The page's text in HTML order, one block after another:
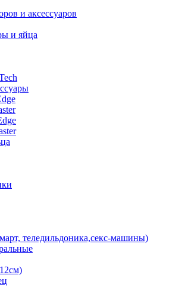
и аксессуаров
и яйца
теледильдоника,секс-машины)